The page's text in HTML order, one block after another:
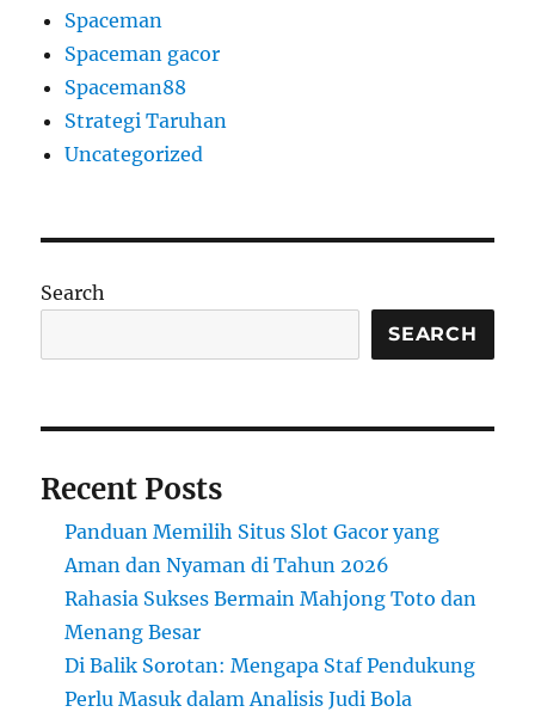
Spaceman
Spaceman gacor
Spaceman88
Strategi Taruhan
Uncategorized
Search
SEARCH
Recent Posts
Panduan Memilih Situs Slot Gacor yang
Aman dan Nyaman di Tahun 2026
Rahasia Sukses Bermain Mahjong Toto dan
Menang Besar
Di Balik Sorotan: Mengapa Staf Pendukung
Perlu Masuk dalam Analisis Judi Bola